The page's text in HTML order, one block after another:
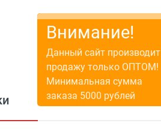
Описание
Внимание!
Данный сайт производит
продажу только ОПТОМ!
Минимальная сумма
заказа 5000 рублей